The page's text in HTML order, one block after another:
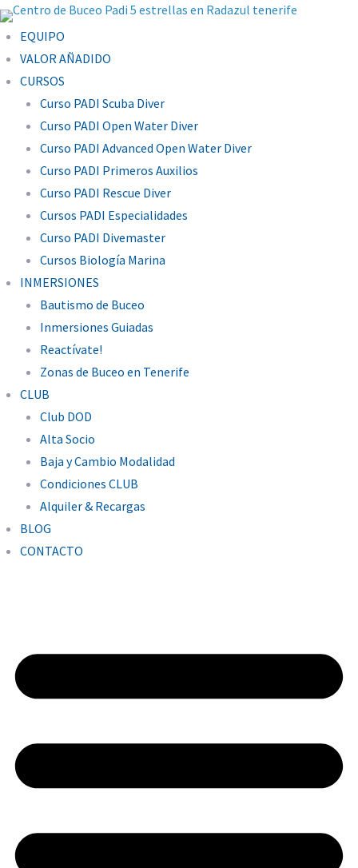
EQUIPO
VALOR AÑADIDO
CURSOS
Curso PADI Scuba Diver
Curso PADI Open Water Diver
Curso PADI Advanced Open Water Diver
Curso PADI Primeros Auxilios
Curso PADI Rescue Diver
Cursos PADI Especialidades
Curso PADI Divemaster
Cursos Biología Marina
INMERSIONES
Bautismo de Buceo
Inmersiones Guiadas
Reactívate!
Zonas de Buceo en Tenerife
CLUB
Club DOD
Alta Socio
Baja y Cambio Modalidad
Condiciones CLUB
Alquiler & Recargas
BLOG
CONTACTO